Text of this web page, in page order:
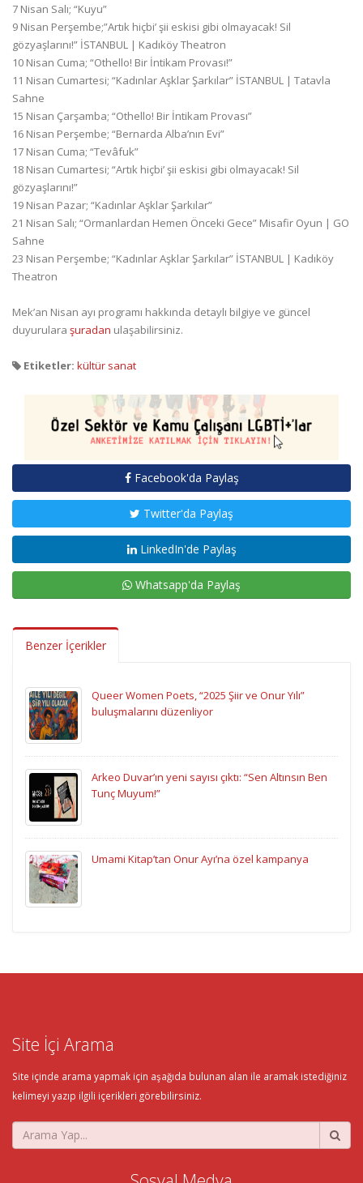
7 Nisan Salı; “Kuyu”
9 Nisan Perşembe;”Artık hiçbi’ şii eskisi gibi olmayacak! Sil
gözyaşlarını!” İSTANBUL | Kadıköy Theatron
10 Nisan Cuma; “Othello! Bir İntikam Provası!”
11 Nisan Cumartesi; “Kadınlar Aşklar Şarkılar” İSTANBUL | Tatavla
Sahne
15 Nisan Çarşamba; “Othello! Bir İntikam Provası”
16 Nisan Perşembe; “Bernarda Alba’nın Evi”
17 Nisan Cuma; “Tevâfuk”
18 Nisan Cumartesi; “Artık hiçbi’ şii eskisi gibi olmayacak! Sil
gözyaşlarını!”
19 Nisan Pazar; “Kadınlar Aşklar Şarkılar”
21 Nisan Salı; “Ormanlardan Hemen Önceki Gece” Misafir Oyun | GO
Sahne
23 Nisan Perşembe; “Kadınlar Aşklar Şarkılar” İSTANBUL | Kadıköy
Theatron
Mek’an Nisan ayı programı hakkında detaylı bilgiye ve güncel
duyurulara şuradan ulaşabilirsiniz.
Etiketler: kültür sanat
Facebook'da Paylaş
Twitter'da Paylaş
LinkedIn'de Paylaş
Whatsapp'da Paylaş
Benzer İçerikler
Queer Women Poets, “2025 Şiir ve Onur Yılı”
buluşmalarını düzenliyor
Arkeo Duvar’ın yeni sayısı çıktı: “Sen Altınsın Ben
Tunç Muyum!”
Umami Kitap’tan Onur Ayı’na özel kampanya
Site İçi Arama
Site içinde arama yapmak için aşağıda bulunan alan ile aramak istediğiniz
kelimeyi yazıp ilgili içerikleri görebilirsiniz.